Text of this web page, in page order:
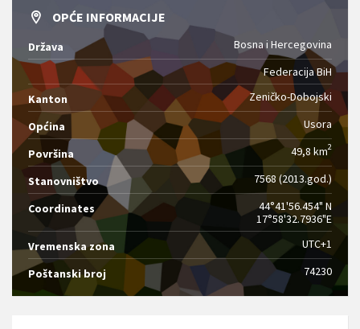
OPĆE INFORMACIJE
Država
Bosna i Hercegovina
Federacija BiH
Kanton
Zeničko-Dobojski
Općina Usora
Površina 49,8 km2
Stanovništvo 7568 (2013.god.)
Coordinates
44°41'56.454" N
17°58'32.7936"E
Vremenska zona
UTC+1
Poštanski broj 74230